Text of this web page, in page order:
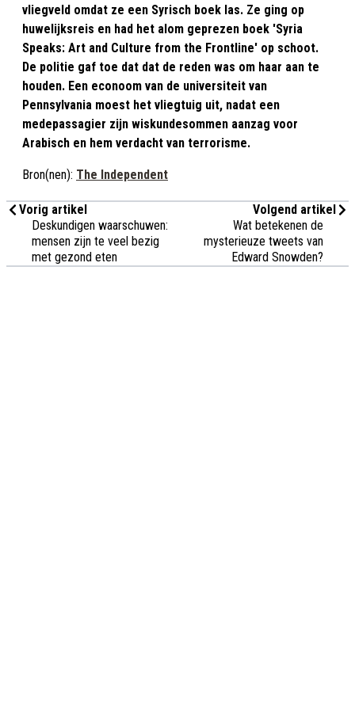
vliegveld omdat ze een Syrisch boek las. Ze ging op
huwelijksreis en had het alom geprezen boek 'Syria
Speaks: Art and Culture from the Frontline' op schoot.
De politie gaf toe dat dat de reden was om haar aan te
houden. Een econoom van de universiteit van
Pennsylvania moest het vliegtuig uit, nadat een
medepassagier zijn wiskundesommen aanzag voor
Arabisch en hem verdacht van terrorisme.
Bron(nen): The Independent
Vorig artikel
Deskundigen waarschuwen:
mensen zijn te veel bezig
met gezond eten
Volgend artikel
Wat betekenen de
mysterieuze tweets van
Edward Snowden?